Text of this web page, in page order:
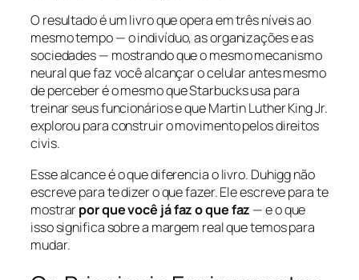
O resultado é um livro que opera em três níveis ao
mesmo tempo — o indivíduo, as organizações e as
sociedades — mostrando que o mesmo mecanismo
neural que faz você alcançar o celular antes mesmo
de perceber é o mesmo que Starbucks usa para
treinar seus funcionários e que Martin Luther King Jr.
explorou para construir o movimento pelos direitos
civis.
Esse alcance é o que diferencia o livro. Duhigg não
escreve para te dizer o que fazer. Ele escreve para te
mostrarpor que você já faz o que faz — e o que
isso significa sobre a margem real que temos para
mudar.